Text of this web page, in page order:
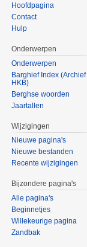
Hoofdpagina
Contact
Hulp
Onderwerpen
Onderwerpen
Barghief Index (Archief
HKB)
Berghse woorden
Jaartallen
Wijzigingen
Nieuwe pagina's
Nieuwe bestanden
Recente wijzigingen
Bijzondere pagina's
Alle pagina's
Beginnetjes
Willekeurige pagina
Zandbak